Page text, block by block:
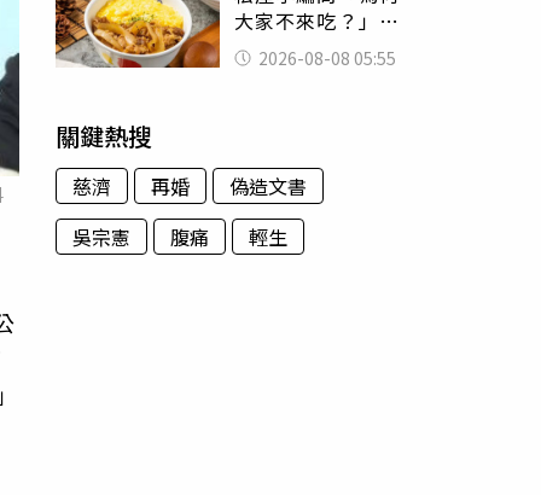
大家不來吃？」
一票人點出3大問
題：滿手好牌打到
2026-08-08 05:55
關鍵熱搜
慈濟 再婚
偽造文書
吳宗憲
腹痛 輕生